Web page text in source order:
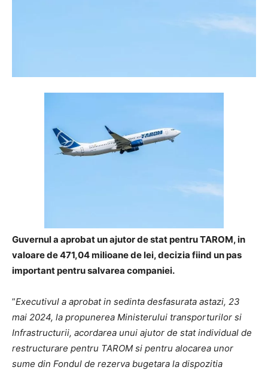
Guvernul a aprobat un ajutor de stat pentru TAROM, in
valoare de 471,04 milioane de lei, decizia fiind un pas
important pentru salvarea companiei.
”Executivul a aprobat in sedinta desfasurata astazi, 23
mai 2024, la propunerea Ministerului transporturilor si
Infrastructurii, acordarea unui ajutor de stat individual de
restructurare pentru TAROM si pentru alocarea unor
sume din Fondul de rezerva bugetara la dispozitia